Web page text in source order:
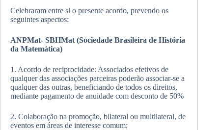
Celebraram entre si o presente acordo, prevendo os
seguintes aspectos:
ANPMat- SBHMat (Sociedade Brasileira de História
da Matemática)
1. Acordo de reciprocidade: Associados efetivos de
qualquer das associações parceiras poderão associar-se a
qualquer das outras, beneficiando de todos os direitos,
mediante pagamento de anuidade com desconto de 50%
2. Colaboração na promoção, bilateral ou multilateral, de
eventos em áreas de interesse comum;